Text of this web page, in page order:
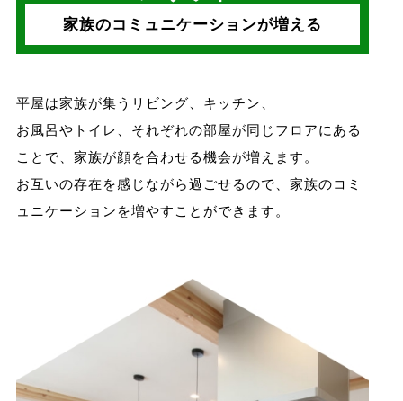
家族のコミュニケーションが増える
平屋は家族が集うリビング、キッチン、
お風呂やトイレ、それぞれの部屋が同じフロアにある
ことで、家族が顔を合わせる機会が増えます。
お互いの存在を感じながら過ごせるので、家族のコミ
ュニケーションを増やすことができます。